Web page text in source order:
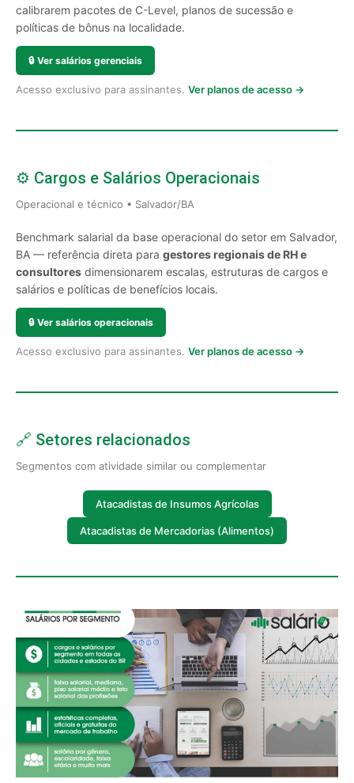
calibrarem pacotes de C-Level, planos de sucessão e
políticas de bônus na localidade.
🔒 Ver salários gerenciais
Acesso exclusivo para assinantes. Ver planos de acesso →
⚙️ Cargos e Salários Operacionais
Operacional e técnico • Salvador/BA
Benchmark salarial da base operacional do setor em Salvador,
BA — referência direta para gestores regionais de RH e
consultores dimensionarem escalas, estruturas de cargos e
salários e políticas de benefícios locais.
🔒 Ver salários operacionais
Acesso exclusivo para assinantes. Ver planos de acesso →
🔗 Setores relacionados
Segmentos com atividade similar ou complementar
Atacadistas de Insumos Agrícolas
Atacadistas de Mercadorias (Alimentos)